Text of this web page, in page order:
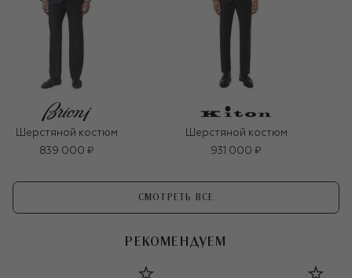
Шерстяной костюм
839 000 ₽
Шерстяной костюм
931 000 ₽
СМОТРЕТЬ ВСЕ
РЕКОМЕНДУЕМ